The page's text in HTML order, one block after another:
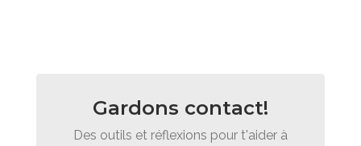
Gardons contact!
Des outils et réflexions pour t'aider à